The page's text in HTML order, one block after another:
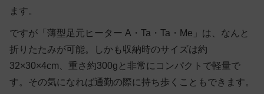
ます。
ですが「薄型足元ヒーター A・Ta・Ta・Me」は、なんと
折りたたみが可能。しかも収納時のサイズは約
32×30×4cm、重さ約300gと非常にコンパクトで軽量で
す。その気になれば通勤の際に持ち歩くこともできます。